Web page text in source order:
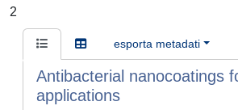
2
esporta metadati
Antibacterial nanocoatings
applications